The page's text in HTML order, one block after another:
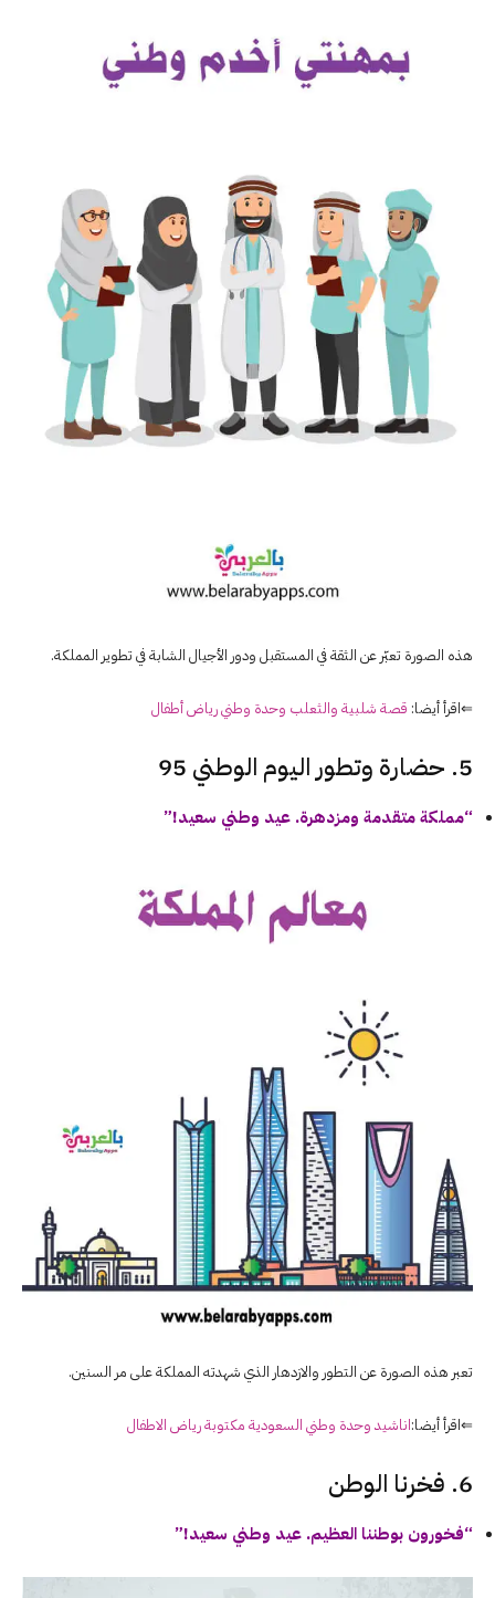
هذه الصورة تعبّر عن الثقة في المستقبل ودور الأجيال الشابة في تطوير المملكة.
⇐اقرأ أيضا: قصة شلبية والثعلب وحدة وطني رياض أطفال
5. حضارة وتطور اليوم الوطني 95
“مملكة متقدمة ومزدهرة. عيد وطني سعيد!”
تعبر هذه الصورة عن التطور والازدهار الذي شهدته المملكة على مر السنين.
⇐اقرأ أيضا:اناشيد وحدة وطني السعودية مكتوبة رياض الاطفال
6. فخرنا الوطن
“فخورون بوطننا العظيم. عيد وطني سعيد!”